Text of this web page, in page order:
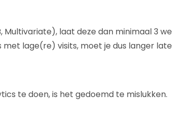
laat deze dan minimaal 3
met lage(re) visits, moet je dus langer
te doen, is het gedoemd te mislukken.